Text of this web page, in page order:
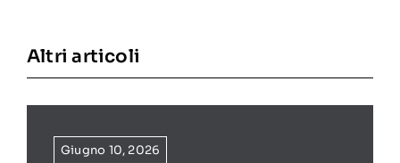
Altri articoli
Giugno 10, 2026